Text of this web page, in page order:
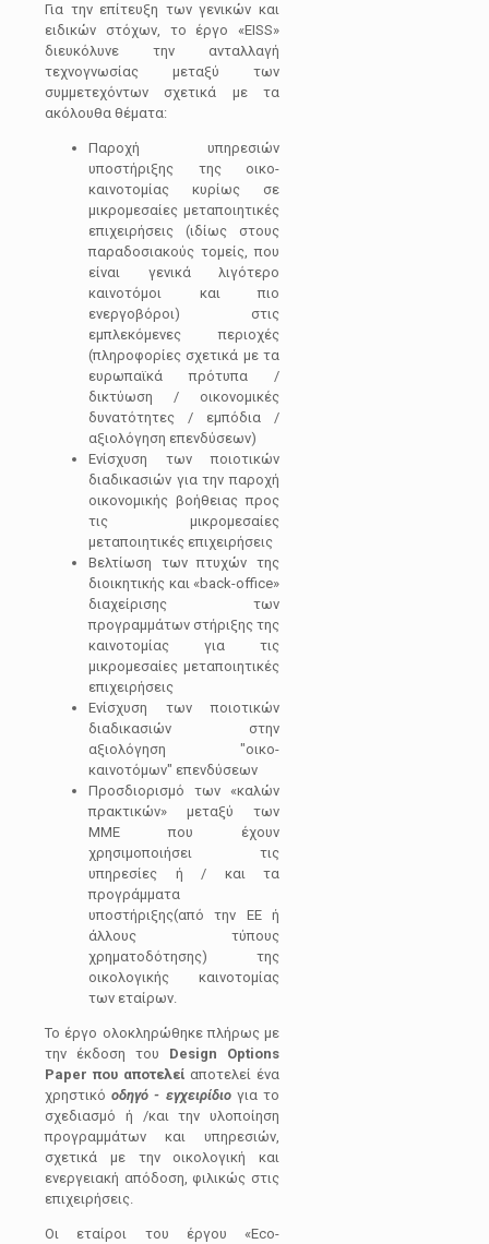
Για την επίτευξη των γενικών και
ειδικών στόχων, το έργο «EISS»
διευκόλυνε την ανταλλαγή
τεχνογνωσίας μεταξύ των
συμμετεχόντων σχετικά με τα
ακόλουθα θέματα:
Παροχή υπηρεσιών
υποστήριξης της οικο-
καινοτομίας κυρίως σε
μικρομεσαίες μεταποιητικές
επιχειρήσεις (ιδίως στους
παραδοσιακούς τομείς, που
είναι γενικά λιγότερο
καινοτόμοι και πιο
ενεργοβόροι) στις
εμπλεκόμενες περιοχές
(πληροφορίες σχετικά με τα
ευρωπαϊκά πρότυπα /
δικτύωση / οικονομικές
δυνατότητες / εμπόδια /
αξιολόγηση επενδύσεων)
Ενίσχυση των ποιοτικών
διαδικασιών για την παροχή
οικονομικής βοήθειας προς
τις μικρομεσαίες
μεταποιητικές επιχειρήσεις
Βελτίωση των πτυχών της
διοικητικής και «back-office»
διαχείρισης των
προγραμμάτων στήριξης της
καινοτομίας για τις
μικρομεσαίες μεταποιητικές
επιχειρήσεις
Ενίσχυση των ποιοτικών
διαδικασιών στην
αξιολόγηση "οικο-
καινοτόμων" επενδύσεων
Προσδιορισμό των «καλών
πρακτικών» μεταξύ των
ΜΜΕ που έχουν
χρησιμοποιήσει τις
υπηρεσίες ή / και τα
προγράμματα
υποστήριξης(από την ΕΕ ή
άλλους τύπους
χρηματοδότησης) της
οικολογικής καινοτομίας
των εταίρων.
Το έργο ολοκληρώθηκε πλήρως με
την έκδοση του Design Options
Paper που αποτελεί αποτελεί ένα
χρηστικόοδηγό - εγχειρίδιογια το
σχεδιασμό ή /και την υλοποίηση
προγραμμάτων και υπηρεσιών,
σχετικά με την οικολογική και
ενεργειακή απόδοση, φιλικώς στις
επιχειρήσεις.
Οι εταίροι του έργου «Eco-